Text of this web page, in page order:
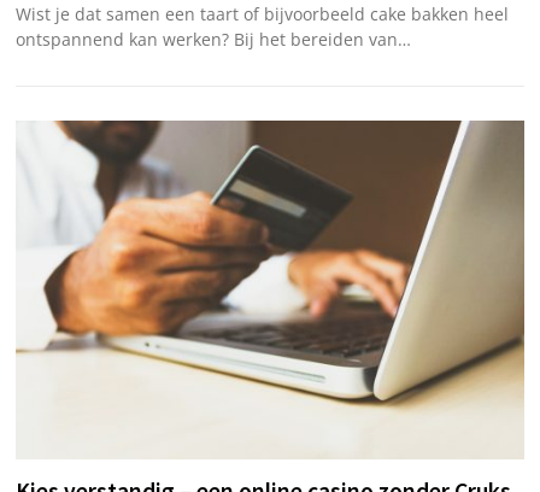
Wist je dat samen een taart of bijvoorbeeld cake bakken heel
ontspannend kan werken? Bij het bereiden van…